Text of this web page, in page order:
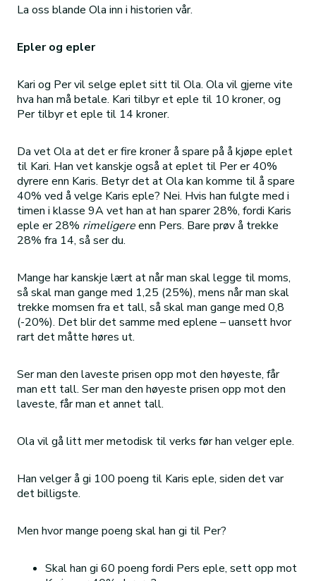
La oss blande Ola inn i historien vår.
Epler og epler
Kari og Per vil selge eplet sitt til Ola. Ola vil gjerne vite
hva han må betale. Kari tilbyr et eple til 10 kroner, og
Per tilbyr et eple til 14 kroner.
Da vet Ola at det er fire kroner å spare på å kjøpe eplet
til Kari. Han vet kanskje også at eplet til Per er 40%
dyrere enn Karis. Betyr det at Ola kan komme til å spare
40% ved å velge Karis eple? Nei. Hvis han fulgte med i
timen i klasse 9A vet han at han sparer 28%, fordi Karis
eple er 28% rimeligereenn Pers. Bare prøv å trekke
28% fra 14, så ser du.
Mange har kanskje lært at når man skal legge til moms,
så skal man gange med 1,25 (25%), mens når man skal
trekke momsen fra et tall, så skal man gange med 0,8
(-20%). Det blir det samme med eplene – uansett hvor
rart det måtte høres ut.
Ser man den laveste prisen opp mot den høyeste, får
man ett tall. Ser man den høyeste prisen opp mot den
laveste, får man et annet tall.
Ola vil gå litt mer metodisk til verks før han velger eple.
Han velger å gi 100 poeng til Karis eple, siden det var
det billigste.
Men hvor mange poeng skal han gi til Per?
Skal han gi 60 poeng fordi Pers eple, sett opp mot